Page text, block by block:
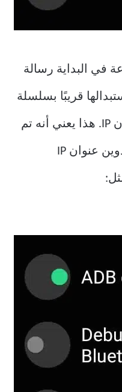
في البداية رسالة
قريبًا بسلسلة
من الأحرف بما في ذلك عنوان IP. هذا يعني أنه تم
تمكين ADB عبر Wi-Fi. قم بتدوين عنوان IP